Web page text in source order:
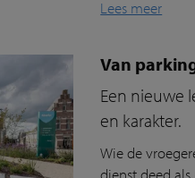
Lees meer
Van
Een nieuwe
en karakter.
Wie de